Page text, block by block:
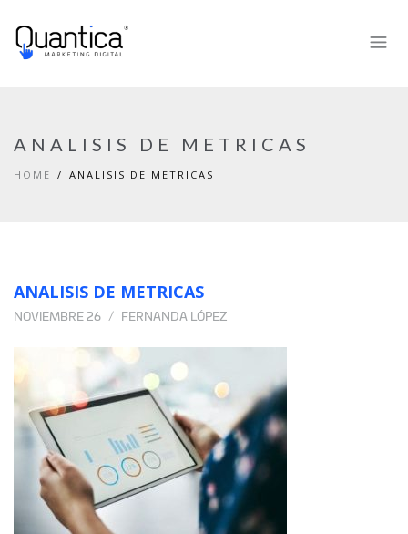
ANALISIS DE METRICAS
HOME ANALISIS DE METRICAS
ANALISIS DE METRICAS
NOVIEMBRE 26 FERNANDA LÓPEZ